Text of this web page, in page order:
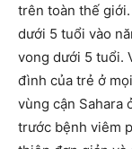
trên toàn thế
dưới 5 tuổi vào
vong dưới 5 tuổi.
đình của trẻ ở
vùng cận Sahara
trước bệnh viêm